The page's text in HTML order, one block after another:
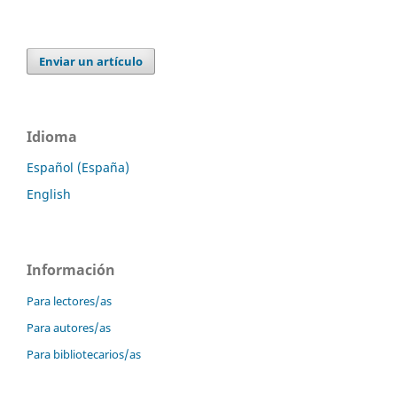
Enviar un artículo
Idioma
Español (España)
English
Información
Para lectores/as
Para autores/as
Para bibliotecarios/as